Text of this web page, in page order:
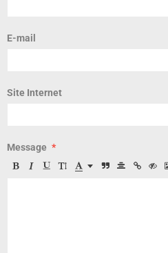
E-mail
Site Internet
Message